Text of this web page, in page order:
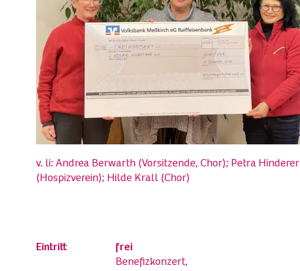
v. li: Andrea Berwarth (Vorsitzende, Chor); Petra Hinderer
(Hospizverein); Hilde Krall (Chor)
Eintritt
frei
Benefizkonzert,